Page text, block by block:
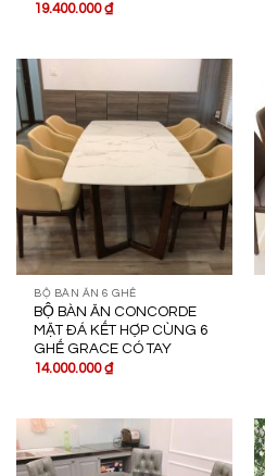
19.400.000₫
BỘ BÀN ĂN 6 GHẾ
BỘ BÀN ĂN CONCORDE
MẶT ĐÁ KẾT HỢP CÙNG 6
GHẾ GRACE CÓ TAY
14.000.000₫